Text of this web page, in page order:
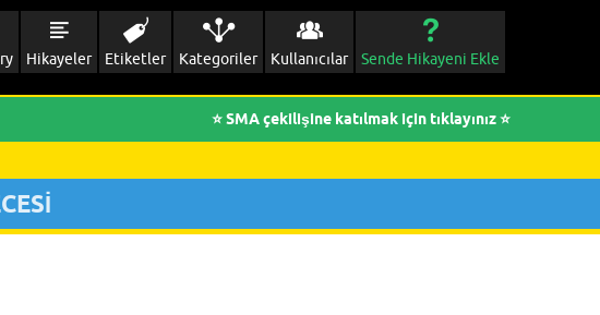
Hikayeler Etiketler Kategoriler Kullanıcılar Sende Hikayeni Ekle
⭐ SMA çekilişine katılmak için tıklayınız ⭐